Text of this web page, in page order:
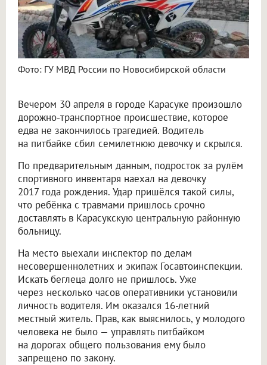
Фото: ГУ МВД России по Новосибирской области
Вечером 30 апреля в городе Карасуке произошло
дорожно-транспортное происшествие, которое
едва не закончилось трагедией. Водитель
на питбайке сбил семилетнюю девочку и скрылся.
По предварительным данным, подросток за рулём
спортивного инвентаря наехал на девочку
2017 года рождения. Удар пришёлся такой силы,
что ребёнка с травмами пришлось срочно
доставлять в Карасукскую центральную районную
больницу.
На место выехали инспектор по делам
несовершеннолетних и экипаж Госавтоинспекции.
Искать беглеца долго не пришлось. Уже
через несколько часов оперативники установили
личность водителя. Им оказался 16-летний
местный житель. Прав, как выяснилось, у молодого
человека не было — управлять питбайком
на дорогах общего пользования ему было
запрещено по закону.